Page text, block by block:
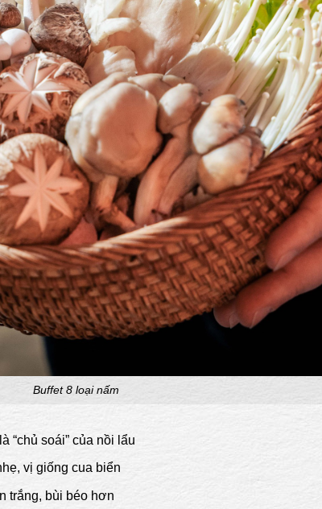
Buffet 8 loại nấm
soái” của nồi lẩu
vị giống cua biển
trắng, bùi béo hơn